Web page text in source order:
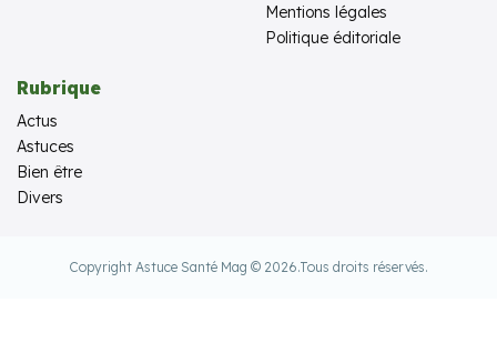
Mentions légales
Politique éditoriale
Rubrique
Actus
Astuces
Bien être
Divers
Copyright Astuce Santé Mag © 2026.Tous droits réservés.